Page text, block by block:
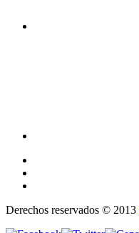
Derechos reservados © 2013